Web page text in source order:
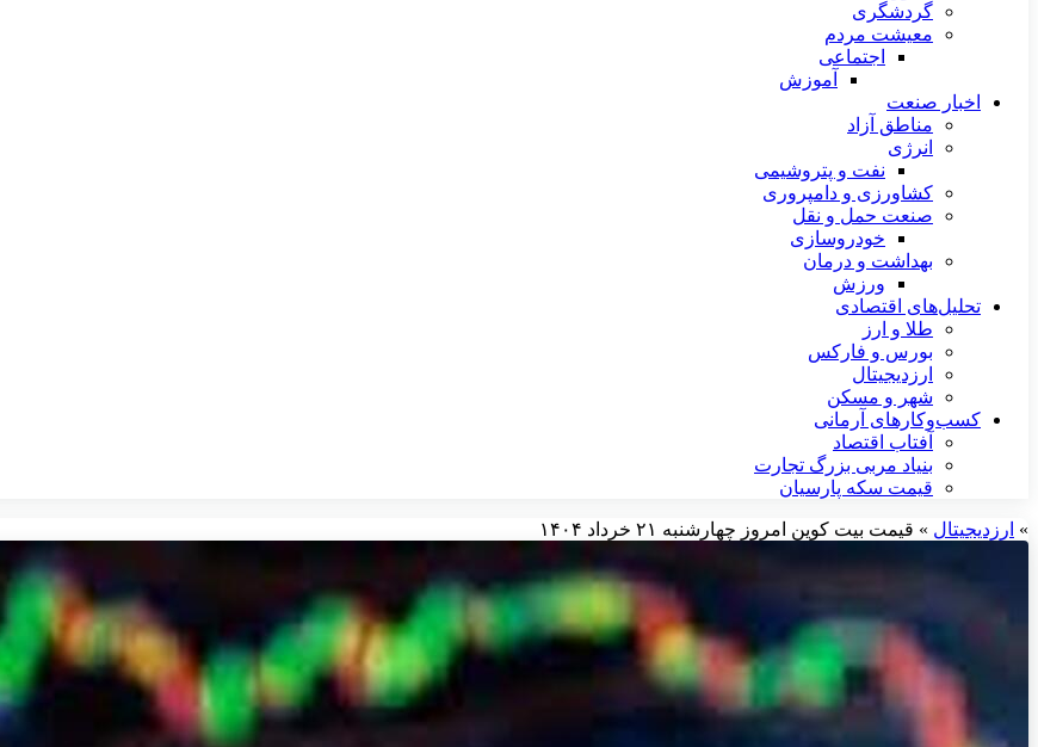
گردشگری
معیشت مردم
اجتماعی
آموزش
اخبار صنعت
مناطق آزاد
انرژی
نفت و پتروشیمی
کشاورزی و دامپروری
صنعت حمل و نقل
خودروسازی
بهداشت و درمان
ورزش
تحلیل‌های اقتصادی
طلا و ارز
بورس و فارکس
ارزدیجیتال
شهر و مسکن
کسب‌وکارهای آرمانی
آفتاب اقتصاد
بنیاد مربی بزرگ تجارت
قیمت سکه پارسیان
» ارزدیجیتال » قیمت بیت کوین امروز چهارشنبه ۲۱ خرداد ۱۴۰۴